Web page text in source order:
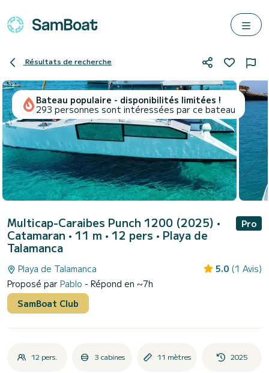
Résultats de recherche
Bateau populaire - disponibilités limitées !
293 personnes sont intéressées par ce bateau
Multicap-Caraibes Punch 1200 (2025) •
Catamaran • 11 m • 12 pers • Playa de
Talamanca
Pro
Playa de Talamanca 5.0 (1 Avis)
Proposé par Pablo - Répond en ~7h
SamBoat Club
12 pers. 3 cabines 11 mètres 2025